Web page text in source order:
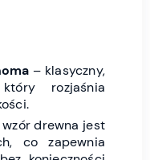
– klasyczny,
rozjaśnia
drewna jest
co zapewnia